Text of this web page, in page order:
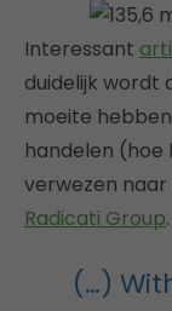
Interessant
duidelijk wordt
moeite
handelen
verwezen
Radicati Group
(…)